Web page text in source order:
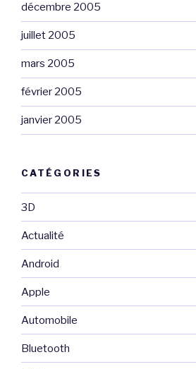
décembre 2005
juillet 2005
mars 2005
février 2005
janvier 2005
CATÉGORIES
3D
Actualité
Android
Apple
Automobile
Bluetooth